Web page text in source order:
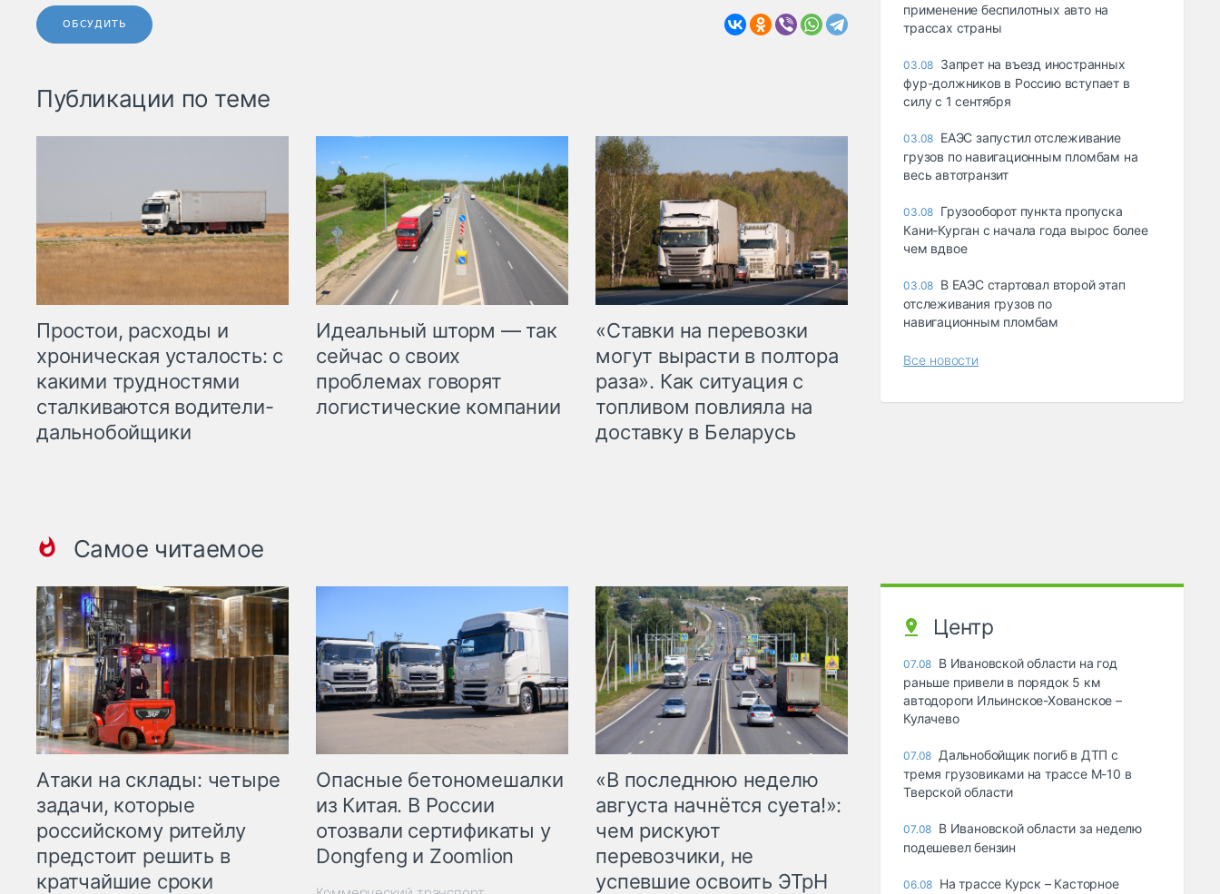
ОБСУДИТЬ
Публикации по теме
Простои, расходы и
хроническая усталость: с
какими трудностями
сталкиваются водители-
дальнобойщики
Идеальный шторм — так
сейчас о своих
проблемах говорят
логистические компании
«Ставки на перевозки
могут вырасти в полтора
раза». Как ситуация с
топливом повлияла на
доставку в Беларусь
Самое читаемое
Атаки на склады: четыре
задачи, которые
российскому ритейлу
предстоит решить в
кратчайшие сроки
Опасные бетономешалки
из Китая. В России
отозвали сертификаты у
Dongfeng и Zoomlion
«В последнюю неделю
августа начнётся суета!»:
чем рискуют
перевозчики, не
успевшие освоить ЭТрН
применение беспилотных авто на
трассах страны
03.08 Запрет на въезд иностранных
фур-должников в Россию вступает в
силу с 1 сентября
03.08 ЕАЭС запустил отслеживание
грузов по навигационным пломбам на
весь автотранзит
03.08 Грузооборот пункта пропуска
Кани-Курган с начала года вырос более
чем вдвое
03.08 В ЕАЭС стартовал второй этап
отслеживания грузов по
навигационным пломбам
Все новости
Центр
07.08 В Ивановской области на год
раньше привели в порядок 5 км
автодороги Ильинское-Хованское –
Кулачево
07.08 Дальнобойщик погиб в ДТП с
тремя грузовиками на трассе М-10 в
Тверской области
07.08 В Ивановской области за неделю
подешевел бензин
06.08 На трассе Курск – Касторное